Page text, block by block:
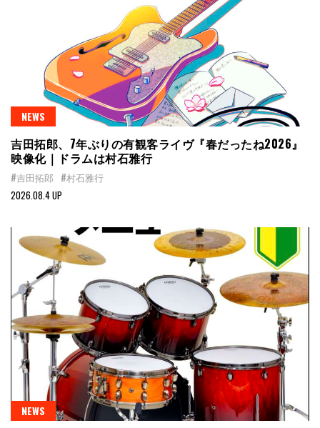
NEWS
吉田拓郎、7年ぶりの有観客ライヴ『春だったね2026』
映像化｜ドラムは村石雅行
#吉田拓郎 #村石雅行
2026.08.4 UP
NEWS